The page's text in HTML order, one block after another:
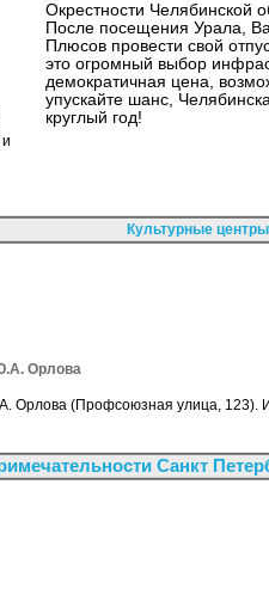
Окрестности Челябинской
После посещения Урала,
Плюсов провести свой
это огромный выбор
демократичная цена,
упускайте шанс,
круглый год!
Культурные
Орлова
Орлова (Профсоюзная улица, 123).
Санкт